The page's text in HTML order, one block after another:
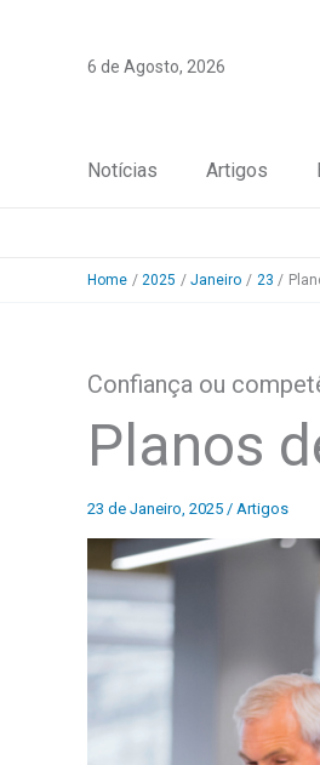
6 de Agosto, 2026
Notícias Artigos
Home 2025 Janeiro 23
Confiança ou
Planos
23 de Janeiro, 2025 / Artigos